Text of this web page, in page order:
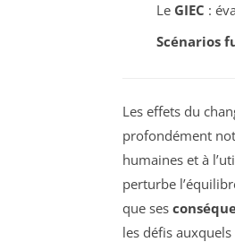
Le GIEC :
Scénarios
Les effets du
profondément
humaines et à
perturbe
que ses
les défis